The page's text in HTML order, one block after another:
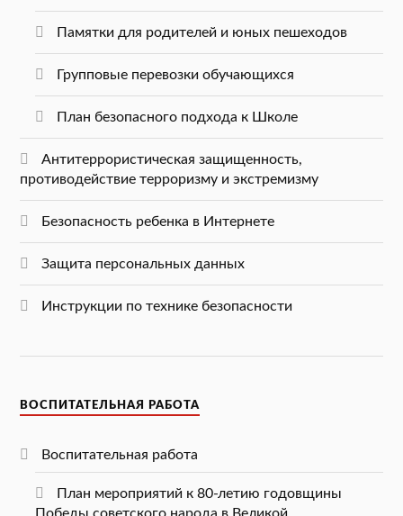
Памятки для родителей и юных пешеходов
Групповые перевозки обучающихся
План безопасного подхода к Школе
Антитеррористическая защищенность,
противодействие терроризму и экстремизму
Безопасность ребенка в Интернете
Защита персональных данных
Инструкции по технике безопасности
ВОСПИТАТЕЛЬНАЯ РАБОТА
Воспитательная работа
План мероприятий к 80-летию годовщины